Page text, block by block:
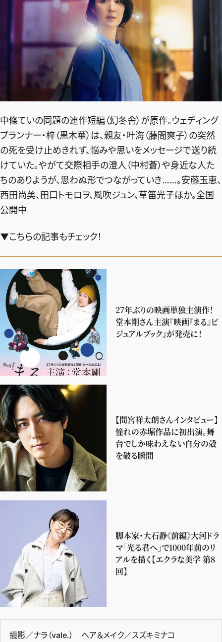
中條ていの同題の連作短編（幻冬舎）が原作。ウェディング
プランナー・梓（黒木華）は、親友・叶海（藤間爽子）の突然
の死を受け止めきれず、悩みや思いをメッセージで送り続
けていた。やがて交際相手の澄人（中村蒼）や身近な人た
ちのありようが、思わぬ形でつながっていき……。安藤玉恵、
西田尚美、田口トモロヲ、風吹ジュン、草笛光子ほか。全国
公開中
▼こちらの記事もチェック！
27年ぶりの映画単独主演作！
堂本剛さん主演『映画『まる』ビ
ジュアルブック』が発売に！
【間宮祥太朗さんインタビュー】
憧れの赤堀作品に初出演。舞
台でしか味わえない自分の殻
を破る瞬間
脚本家・大石静《前編》大河ドラ
マ「光る君へ」で1000年前のリ
アルを描く【エクラな美学 第8
回】
撮影／ナラ（vale.） ヘア＆メイク／スズキミナコ